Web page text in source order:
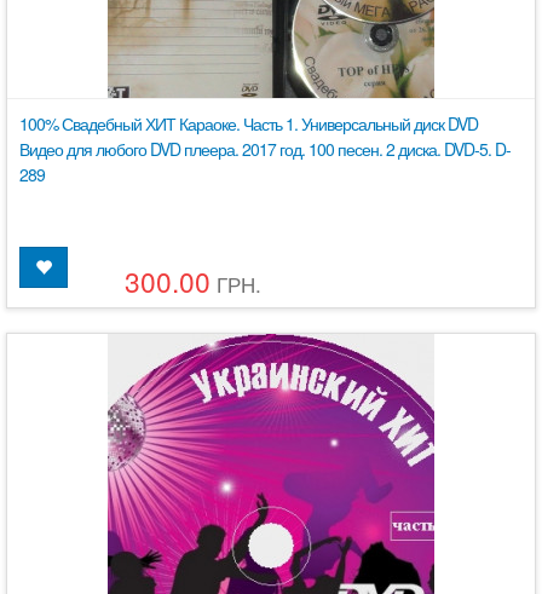
100% Свадебный ХИТ Караоке. Часть 1. Универсальный диск DVD
Видео для любого DVD плеера. 2017 год. 100 песен. 2 диска. DVD-5. D-
289
300.00 ГРН.